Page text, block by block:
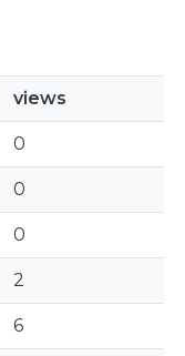
views
0
0
0
2
6